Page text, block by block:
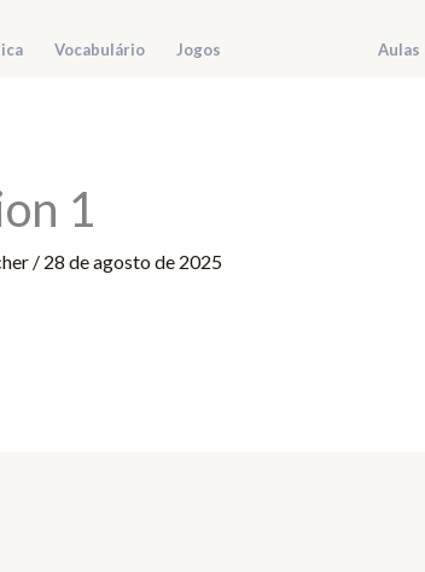
Vocabulário Jogos Aulas
1
/ 28 de agosto de 2025